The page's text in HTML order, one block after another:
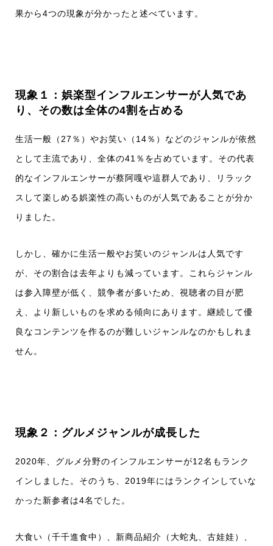
果から4つの現象が分かったと述べています。
現象１：娯楽型インフルエンサーが人気であ
り、その数は全体の4割を占める
生活一般（27％）やお笑い（14％）などのジャンルが依然
として主流であり、全体の41％を占めています。その代表
的なインフルエンサーが蔡阿嘎や這群人であり、リラック
スして楽しめる娯楽性の高いものが人気であることが分か
りました。
しかし、確かに生活一般やお笑いのジャンルは人気です
が、その割合は去年よりも減っています。これらジャンル
は参入障壁が低く、競争者が多いため、視聴者の目が肥
え、より新しいものを求める傾向にあります。継続して優
良なコンテンツを作るのが難しいジャンルなのかもしれま
せん。
現象２：グルメジャンルが成長した
2020年、グルメ分野のインフルエンサーが12名もランク
インしました。そのうち、2019年にはランクインしていな
かった新参者は4名でした。
大食い（千千進食中）、新商品紹介（大蛇丸、古娃娃）、